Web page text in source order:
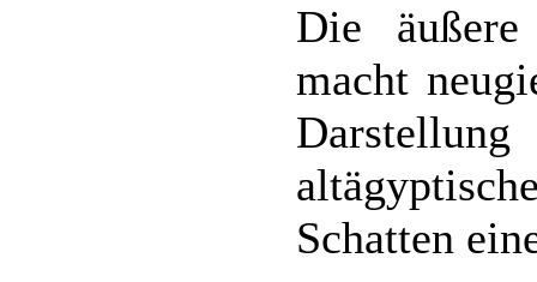
Die äußere
macht
Schatten